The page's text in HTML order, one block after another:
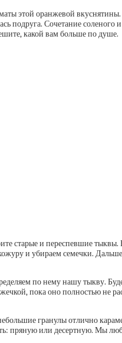
этой оранжевой
подруга. Сочетание
какой вам больше по душе.
старые и переспевшие
и убираем семечки.
по нему нашу тыкву.
пока оно полностью не
гранулы отлично
пряную или десертную. Мы